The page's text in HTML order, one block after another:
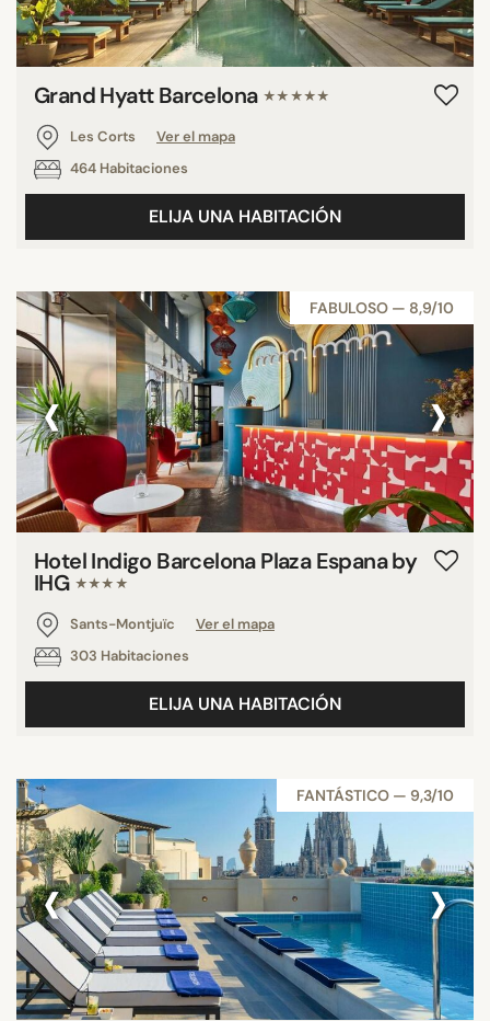
Grand Hyatt Barcelona ★★★★★
Les Corts
Ver el mapa
464 Habitaciones
ELIJA UNA HABITACIÓN
FABULOSO — 8,9/10
‹ ›
Hotel Indigo Barcelona Plaza Espana by
IHG ★★★★
Sants-Montjuïc
Ver el mapa
303 Habitaciones
ELIJA UNA HABITACIÓN
FANTÁSTICO — 9,3/10
‹ ›